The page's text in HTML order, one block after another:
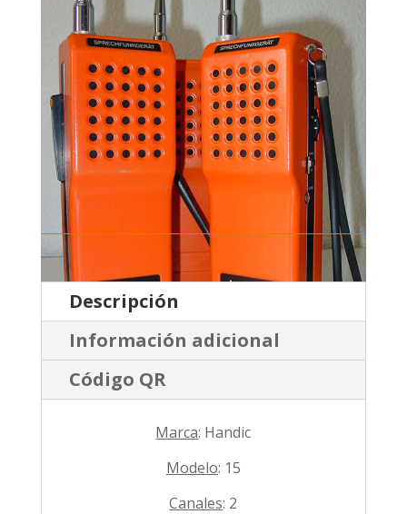
Descripción
Información adicional
Código QR
Marca: Handic
Modelo: 15
Canales: 2